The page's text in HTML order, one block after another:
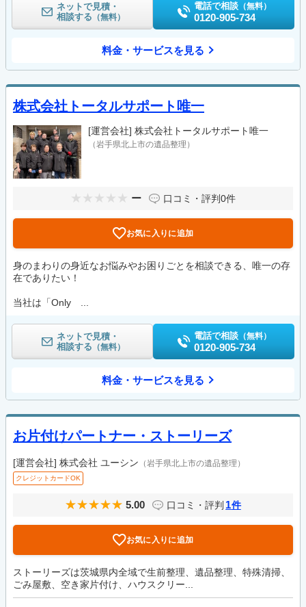
ネットで見積・
相談する （無料）
電話で相談 （無料）
0120-905-734
料金・サービスを見る
株式会社トータルサポート唯一
[運営会社] 株式会社トータルサポート唯一
（岩手県北上市の遺品整理）
ー 口コミ・評判0件
お気に入りに追加
身のまわりの身近なお悩みやお困りごとを相談できる、唯一の存
在でありたい！
当社は「Only ...
ネットで見積・
相談する （無料）
電話で相談 （無料）
0120-905-734
料金・サービスを見る
お片付けパートナー・ストーリーズ
[運営会社] 株式会社 ユーシン （岩手県北上市の遺品整理）
クレジットカードOK
5.00 口コミ・評判 1件
お気に入りに追加
ストーリーズは茨城県内全域で生前整理、遺品整理、特殊清掃、
ごみ屋敷、空き家片付け、ハウスクリー...